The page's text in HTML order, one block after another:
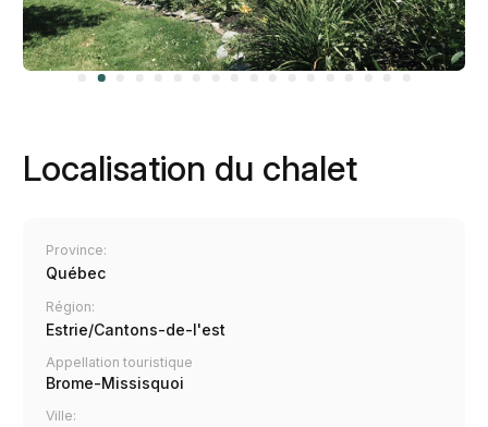
Localisation du chalet
Province:
Québec
Région:
Estrie/Cantons-de-l'est
Appellation touristique
Brome-Missisquoi
Ville: